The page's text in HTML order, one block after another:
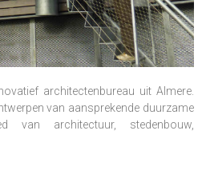
architectenbureau uit Almere.
van aansprekende duurzame
van architectuur, stedenbouw,